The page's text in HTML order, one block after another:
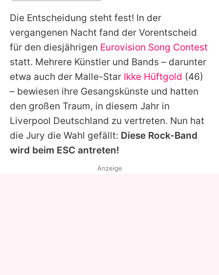
Redaktionelle Richtlinien
Impressum
Datenschutzerklärung
Nutzungsbedingungen
Utiq verwalten
Die Entscheidung steht fest! In der
vergangenen Nacht fand der Vorentscheid
für den diesjährigen Eurovision Song Contest
statt. Mehrere Künstler und Bands – darunter
etwa auch der Malle-Star Ikke Hüftgold (46)
– bewiesen ihre Gesangskünste und hatten
den großen Traum, in diesem Jahr in
Liverpool Deutschland zu vertreten. Nun hat
die Jury die Wahl gefällt: Diese Rock-Band
wird beim ESC antreten!
Anzeige